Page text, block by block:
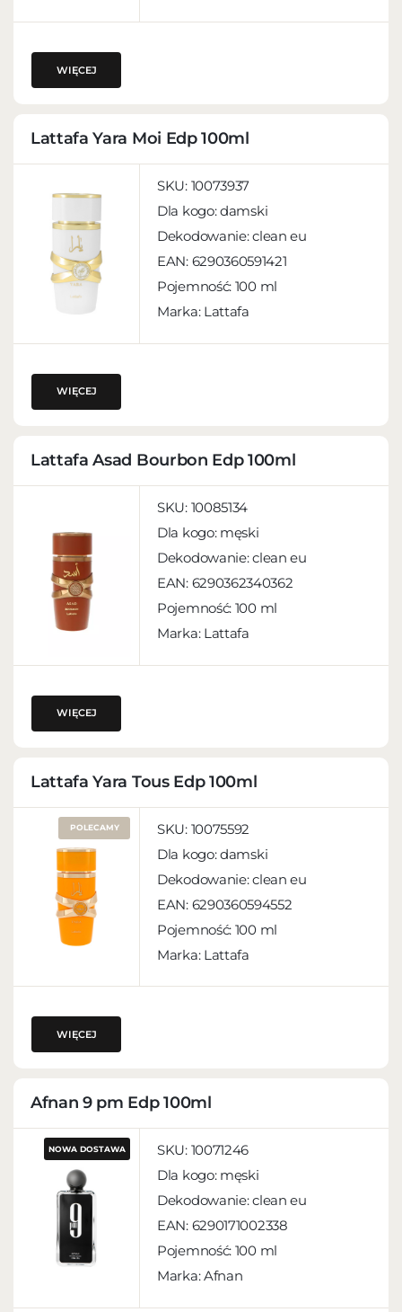
WIĘCEJ
Lattafa Yara Moi Edp 100ml
SKU: 10073937
Dla kogo:damski
Dekodowanie:clean eu
EAN: 6290360591421
Pojemność: 100 ml
Marka: Lattafa
WIĘCEJ
Lattafa Asad Bourbon Edp 100ml
SKU: 10085134
Dla kogo: męski
Dekodowanie:clean eu
EAN: 6290362340362
Pojemność: 100 ml
Marka: Lattafa
WIĘCEJ
Lattafa Yara Tous Edp 100ml
POLECAMY SKU: 10075592
Dla kogo:damski
Dekodowanie:clean eu
EAN: 6290360594552
Pojemność: 100 ml
Marka: Lattafa
WIĘCEJ
Afnan 9 pm Edp 100ml
NOWA DOSTAWA SKU: 10071246
Dla kogo: męski
Dekodowanie:clean eu
EAN: 6290171002338
Pojemność: 100 ml
Marka: Afnan